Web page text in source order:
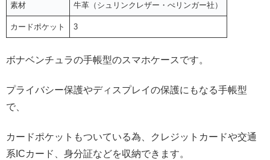
素材 牛革（シュリンクレザー・ぺリンガー社）
カードポケット 3
ボナベンチュラの手帳型のスマホケースです。
プライバシー保護やディスプレイの保護にもなる手帳型
で、
カードポケットもついている為、クレジットカードや交通
系ICカード、身分証などを収納できます。